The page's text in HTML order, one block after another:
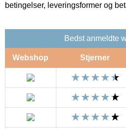
betingelser, leveringsformer og
Bedst anmeldte
Webshop Stjerner